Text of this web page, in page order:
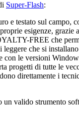
Super-Flash:
e testato sul campo,
esigenze,
FREE che
leggere che si
con le versioni
progetti di tutte le
direttamente i
un valido strumento